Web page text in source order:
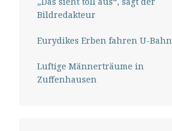
Bildredakteur
Eurydikes Erben fahren U-Bahn
Luftige Männerträume in
Zuffenhausen